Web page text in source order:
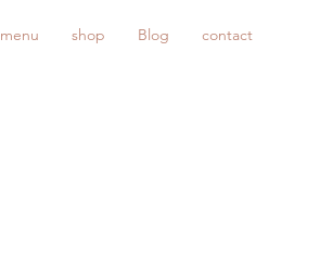
menu shop Blog contact